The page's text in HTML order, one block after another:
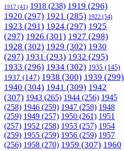
1917 (41) 1918 (238) 1919 (296)
1920 (297) 1921 (285) 1922 (54)
1923 (291) 1924 (297) 1925
(297) 1926 (301) 1927 (298)
1928 (302) 1929 (302) 1930
(297) 1931 (293) 1932 (295)
1933 (296) 1934 (302) 1935 (145)
1937 (147) 1938 (300) 1939 (299)
1940 (304) 1941 (309) 1942
(307) 1943 (265) 1944 (256) 1945
(258) 1946 (259) 1947 (258) 1948
(259) 1949 (257) 1950 (261) 1951
(257) 1952 (258) 1953 (257) 1954
(259) 1955 (259) 1956 (259) 1957
(256) 1958 (270) 1959 (307) 1960